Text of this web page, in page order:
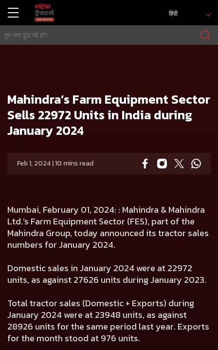
हिंदी
Mahindra’s Farm Equipment Sector
Sells 22972 Units in India during
January 2024
Feb 1, 2024 | 10 mins read
Mumbai, February 01, 2024: : Mahindra & Mahindra
Ltd.’s Farm Equipment Sector (FES), part of the
Mahindra Group, today announced its tractor sales
numbers for January 2024.
Domestic sales in January 2024 were at22972
units, as against27626 units during January 2023.
Total tractor sales (Domestic + Exports) during
January 2024 were at23948 units, as against
28926 units for the same period last year. Exports
for the month stood at976 units.